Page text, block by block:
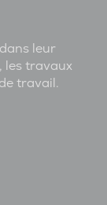
leur
les travaux
travail.